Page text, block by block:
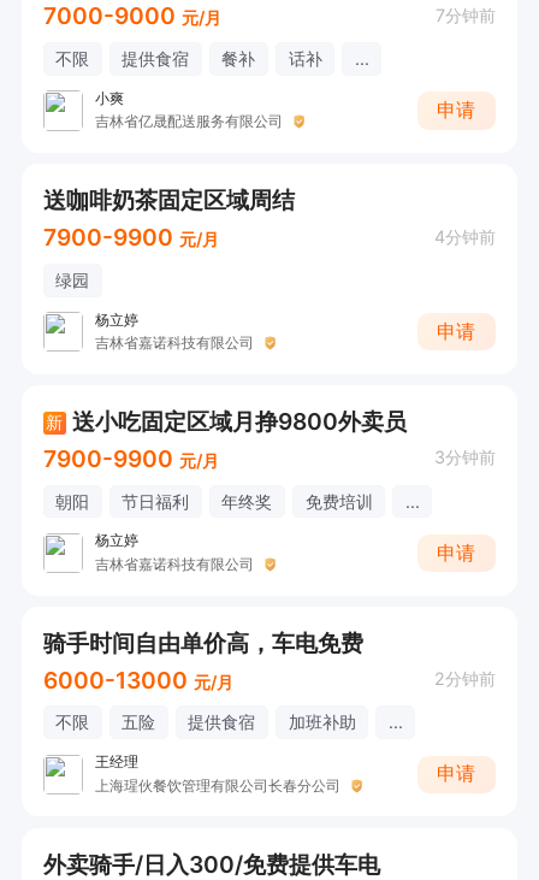
7000-9000 元/月 7分钟前
不限 提供食宿 餐补 话补 ...
小爽
吉林省亿晟配送服务有限公司
申请
送咖啡奶茶固定区域周结
7900-9900 元/月 4分钟前
绿园
杨立婷
吉林省嘉诺科技有限公司
申请
新 送小吃固定区域月挣9800外卖员
7900-9900 元/月 3分钟前
朝阳 节日福利 年终奖 免费培训 ...
杨立婷
吉林省嘉诺科技有限公司
申请
骑手时间自由单价高，车电免费
6000-13000 元/月 2分钟前
不限 五险 提供食宿 加班补助 ...
王经理
上海瑆伙餐饮管理有限公司长春分公司
申请
外卖骑手/日入300/免费提供车电